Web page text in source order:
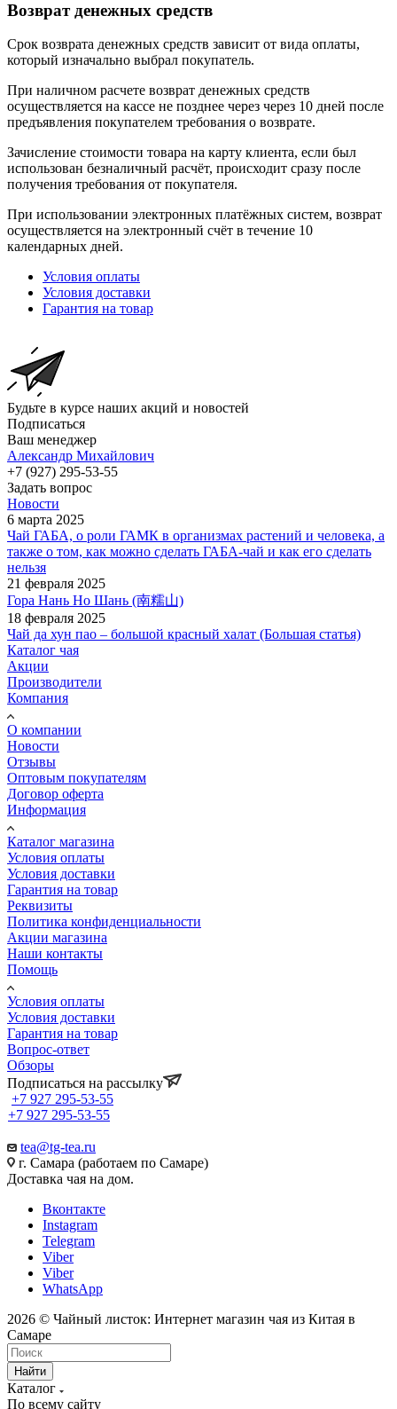
Возврат денежных средств
Срок возврата денежных средств зависит от вида оплаты,
который изначально выбрал покупатель.
При наличном расчете возврат денежных средств
осуществляется на кассе не позднее через через 10 дней после
предъявления покупателем требования о возврате.
Зачисление стоимости товара на карту клиента, если был
использован безналичный расчёт, происходит сразу после
получения требования от покупателя.
При использовании электронных платёжных систем, возврат
осуществляется на электронный счёт в течение 10
календарных дней.
Условия оплаты
Условия доставки
Гарантия на товар
Будьте в курсе наших акций и новостей
Подписаться
Ваш менеджер
Александр Михайлович
+7 (927) 295-53-55
Задать вопрос
Новости
6 марта 2025
Чай ГАБА, о роли ГАМК в организмах растений и человека, а
также о том, как можно сделать ГАБА-чай и как его сделать
нельзя
21 февраля 2025
Гора Нань Но Шань (南糯山)
18 февраля 2025
Чай да хун пао – большой красный халат (Большая статья)
Каталог чая
Акции
Производители
Компания
О компании
Новости
Отзывы
Оптовым покупателям
Договор оферта
Информация
Каталог магазина
Условия оплаты
Условия доставки
Гарантия на товар
Реквизиты
Политика конфиденциальности
Акции магазина
Наши контакты
Помощь
Условия оплаты
Условия доставки
Гарантия на товар
Вопрос-ответ
Обзоры
Подписаться на рассылку
+7 927 295-53-55
+7 927 295-53-55
tea@tg-tea.ru
г. Самара (работаем по Самаре)
Доставка чая на дом.
Вконтакте
Instagram
Telegram
Viber
Viber
WhatsApp
2026 © Чайный листок: Интернет магазин чая из Китая в
Самаре
Найти
Каталог
По всему сайту